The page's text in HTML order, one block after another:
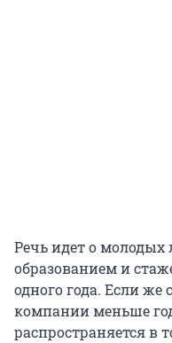
Речь идет о
образованием и
одного года. Если же
компании меньше
распространяется в